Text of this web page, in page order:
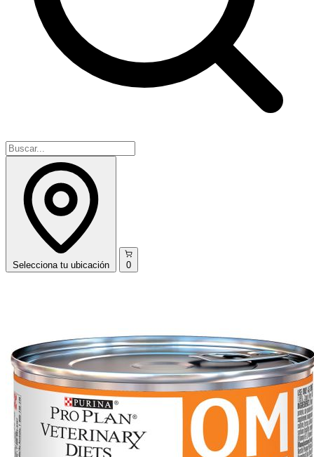
Selecciona tu ubicación 0